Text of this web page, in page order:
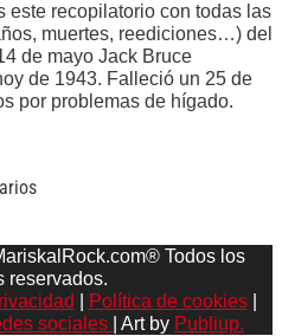
este recopilatorio con todas las
muertes, reediciones…) del
de mayo Jack Bruce
de 1943. Falleció un 25 de
por problemas de hígado.
Todos los
reservados.
Política de cookies|
sociales
| Art by Publiup.